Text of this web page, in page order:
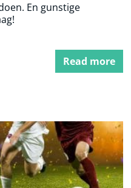
En gunstige
Read more